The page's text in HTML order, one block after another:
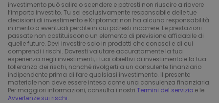
investimento può salire o scendere e potresti non riuscire a riavere
l’importo investito. Tu sei esclusivamente responsabile delle tue
decisioni di investimento e Kriptomat non ha alcuna responsabilità
in merito a eventuali perdite in cui potresti incorrere. Le prestazioni
passate non costituiscono un elemento di previsione affidabile di
quelle future. Devi investire solo in prodotti che conosci e di cui
comprendi i rischi. Dovresti valutare accuratamente la tua
esperienza negli investimenti, i tuoi obiettivi di investimento e la tua
tolleranza dei rischi, nonché rivolgerti a un consulente finanziario
indipendente prima di fare qualsiasi investimento. Il presente
materiale non deve essere inteso come una consulenza finanziaria.
Per maggiori informazioni, consulta i nostri Termini del servizio e le
Avvertenze sui rischi.